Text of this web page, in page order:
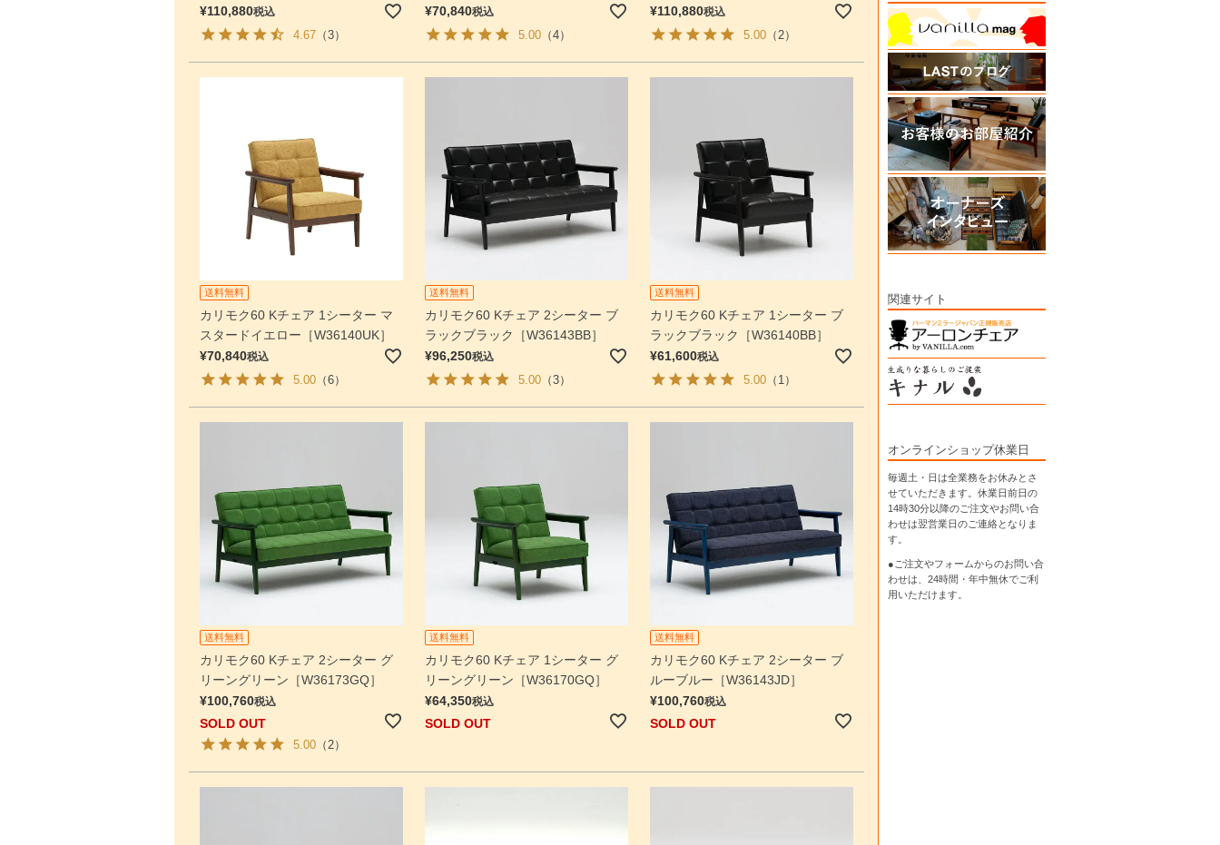
¥110,880税込
4.67（3）
¥70,840税込
5.00（4）
¥110,880税込
5.00（2）
送料無料
カリモク60 Kチェア 1シーター マ
スタードイエロー［W36140UK］
¥70,840税込
5.00（6）
送料無料
カリモク60 Kチェア 2シーター ブ
ラックブラック［W36143BB］
¥96,250税込
5.00（3）
送料無料
カリモク60 Kチェア 1シーター ブ
ラックブラック［W36140BB］
¥61,600税込
5.00（1）
送料無料
カリモク60 Kチェア 2シーター グ
リーングリーン［W36173GQ］
¥100,760税込
SOLD OUT
5.00（2）
送料無料
カリモク60 Kチェア 1シーター グ
リーングリーン［W36170GQ］
¥64,350税込
SOLD OUT
送料無料
カリモク60 Kチェア 2シーター ブ
ルーブルー［W36143JD］
¥100,760税込
SOLD OUT
関連サイト
オンラインショップ休業日
毎週土・日は全業務をお休みとさ
せていただきます。休業日前日の
14時30分以降のご注文やお問い合
わせは翌営業日のご連絡となりま
す。
●ご注文やフォームからのお問い合
わせは、 24時間・年中無休でご利
用いただけます。